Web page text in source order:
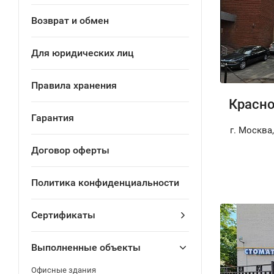
Возврат и обмен
Для юридических лиц
Правила хранения
Гарантия
Договор оферты
Политика конфиденциальности
Сертификаты
Выполненные объекты
Офисные здания
г.